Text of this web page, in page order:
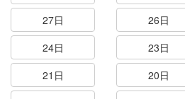
27日
26日
24日
23日
21日
20日